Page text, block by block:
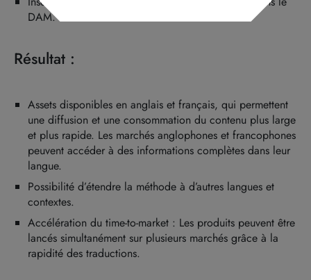
DAM.
Résultat :
Assets disponibles en anglais et français, qui permettent
une diffusion et une consommation du contenu plus large
et plus rapide. Les marchés anglophones et francophones
peuvent accéder à des informations complètes dans leur
langue.
Possibilité d’étendre la méthode à d’autres langues et
contextes.
Accélération du time-to-market : Les produits peuvent être
lancés simultanément sur plusieurs marchés grâce à la
rapidité des traductions.